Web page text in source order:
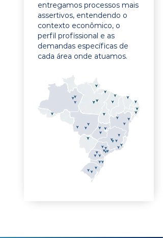
entregamos processos mais
assertivos, entendendo o
contexto econômico, o
perfil profissional e as
demandas específicas de
cada área onde atuamos.